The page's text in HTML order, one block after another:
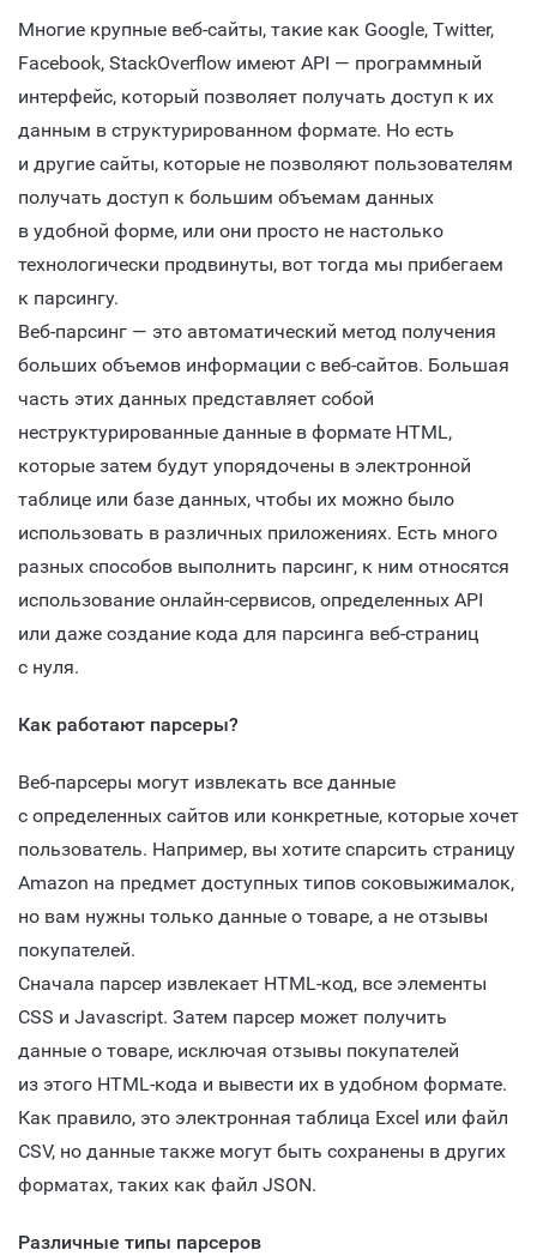
Многие крупные веб-сайты, такие как Google, Twitter,
Facebook, StackOverflow имеют API — программный
интерфейс, который позволяет получать доступ к их
данным в структурированном формате. Но есть
и другие сайты, которые не позволяют пользователям
получать доступ к большим объемам данных
в удобной форме, или они просто не настолько
технологически продвинуты, вот тогда мы прибегаем
к парсингу.
Веб-парсинг — это автоматический метод получения
больших объемов информации с веб-сайтов. Большая
часть этих данных представляет собой
неструктурированные данные в формате HTML,
которые затем будут упорядочены в электронной
таблице или базе данных, чтобы их можно было
использовать в различных приложениях. Есть много
разных способов выполнить парсинг, к ним относятся
использование онлайн-сервисов, определенных API
или даже создание кода для парсинга веб-страниц
с нуля.
Как работают парсеры?
Веб-парсеры могут извлекать все данные
с определенных сайтов или конкретные, которые хочет
пользователь. Например, вы хотите спарсить страницу
Amazon на предмет доступных типов соковыжималок,
но вам нужны только данные о товаре, а не отзывы
покупателей.
Сначала парсер извлекает HTML-код, все элементы
CSS и Javascript. Затем парсер может получить
данные о товаре, исключая отзывы покупателей
из этого HTML-кода и вывести их в удобном формате.
Как правило, это электронная таблица Excel или файл
CSV, но данные также могут быть сохранены в других
форматах, таких как файл JSON.
Различные типы парсеров